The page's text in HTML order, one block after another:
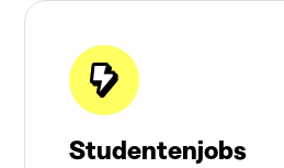
Studentenjobs